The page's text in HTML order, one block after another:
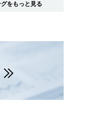
をもっと見る